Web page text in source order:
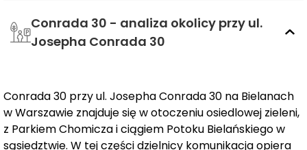
metrażach, od przytulnych 29,48 m² do przestronnych
113,82 m², z rozkładami od 1 do 4 pokoi, inwestycja ta
Każde z mieszkań zostało zaprojektowane z myślą o
jakości życia i komforcie, z loggiami, balkonami,
tarasami lub ogródkami, zapewniającymi mieszkańcom
Conrada 30 - analiza okolicy przy ul.
Josepha Conrada 30
Conrada 30 przy ul. Josepha Conrada 30 na Bielanach
w Warszawie znajduje się w otoczeniu osiedlowej zieleni,
z Parkiem Chomicza i ciągiem Potoku Bielańskiego w
sąsiedztwie. W tej części dzielnicy komunikacja opiera